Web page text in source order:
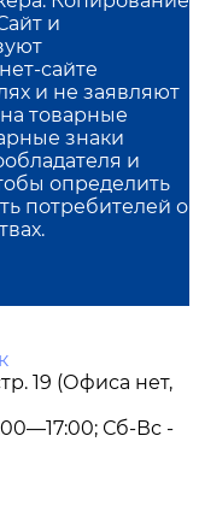
и
сайте
и не заявляют
товарные
знаки
и
определить
потребителей о
19 (Офиса нет,
Сб-Вс -